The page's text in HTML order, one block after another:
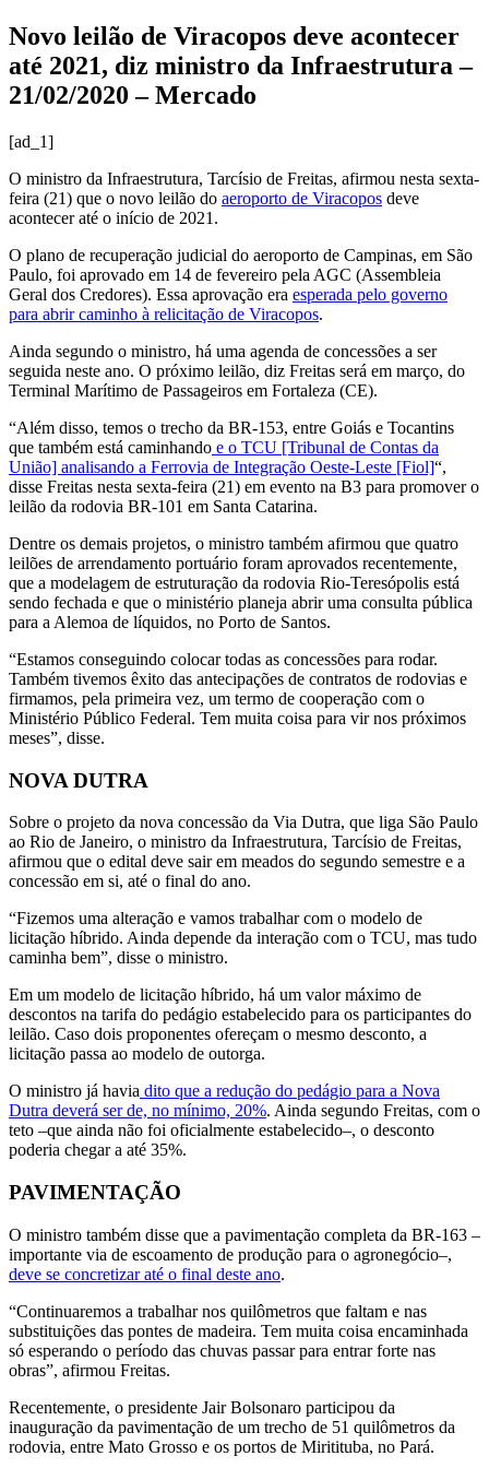
Novo leilão de Viracopos deve acontecer
até 2021, diz ministro da Infraestrutura –
21/02/2020 – Mercado
[ad_1]
O ministro da Infraestrutura, Tarcísio de Freitas, afirmou nesta sexta-
feira (21) que o novo leilão do aeroporto de Viracopos deve
acontecer até o início de 2021.
O plano de recuperação judicial do aeroporto de Campinas, em São
Paulo, foi aprovado em 14 de fevereiro pela AGC (Assembleia
Geral dos Credores). Essa aprovação era esperada pelo governo
para abrir caminho à relicitação de Viracopos.
Ainda segundo o ministro, há uma agenda de concessões a ser
seguida neste ano. O próximo leilão, diz Freitas será em março, do
Terminal Marítimo de Passageiros em Fortaleza (CE).
“Além disso, temos o trecho da BR-153, entre Goiás e Tocantins
que também está caminhando e o TCU [Tribunal de Contas da
União] analisando a Ferrovia de Integração Oeste-Leste [Fiol]“,
disse Freitas nesta sexta-feira (21) em evento na B3 para promover o
leilão da rodovia BR-101 em Santa Catarina.
Dentre os demais projetos, o ministro também afirmou que quatro
leilões de arrendamento portuário foram aprovados recentemente,
que a modelagem de estruturação da rodovia Rio-Teresópolis está
sendo fechada e que o ministério planeja abrir uma consulta pública
para a Alemoa de líquidos, no Porto de Santos.
“Estamos conseguindo colocar todas as concessões para rodar.
Também tivemos êxito das antecipações de contratos de rodovias e
firmamos, pela primeira vez, um termo de cooperação com o
Ministério Público Federal. Tem muita coisa para vir nos próximos
meses”, disse.
NOVA DUTRA
Sobre o projeto da nova concessão da Via Dutra, que liga São Paulo
ao Rio de Janeiro, o ministro da Infraestrutura, Tarcísio de Freitas,
afirmou que o edital deve sair em meados do segundo semestre e a
concessão em si, até o final do ano.
“Fizemos uma alteração e vamos trabalhar com o modelo de
licitação híbrido. Ainda depende da interação com o TCU, mas tudo
caminha bem”, disse o ministro.
Em um modelo de licitação híbrido, há um valor máximo de
descontos na tarifa do pedágio estabelecido para os participantes do
leilão. Caso dois proponentes ofereçam o mesmo desconto, a
licitação passa ao modelo de outorga.
O ministro já havia dito que a redução do pedágio para a Nova
Dutra deverá ser de, no mínimo, 20%. Ainda segundo Freitas, com o
teto –que ainda não foi oficialmente estabelecido–, o desconto
poderia chegar a até 35%.
PAVIMENTAÇÃO
O ministro também disse que a pavimentação completa da BR-163 –
importante via de escoamento de produção para o agronegócio–,
deve se concretizar até o final deste ano.
“Continuaremos a trabalhar nos quilômetros que faltam e nas
substituições das pontes de madeira. Tem muita coisa encaminhada
só esperando o período das chuvas passar para entrar forte nas
obras”, afirmou Freitas.
Recentemente, o presidente Jair Bolsonaro participou da
inauguração da pavimentação de um trecho de 51 quilômetros da
rodovia, entre Mato Grosso e os portos de Miritituba, no Pará.